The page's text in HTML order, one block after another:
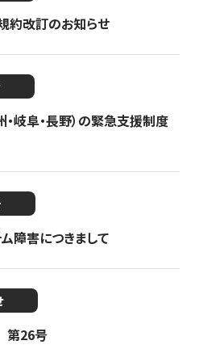
約改訂のお知らせ
岐阜・長野）の緊急支援制度
障害につきまして
第26号